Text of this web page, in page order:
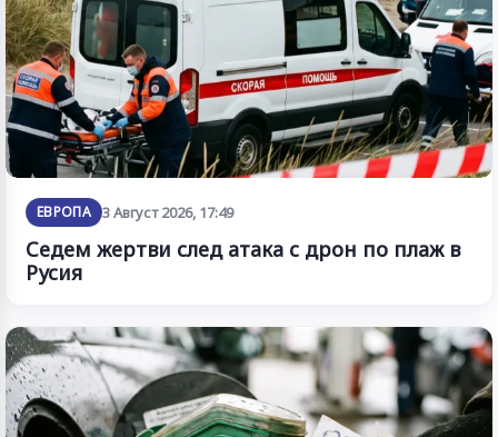
ЕВРОПА 3 Август 2026, 17:49
Седем жертви след атака с дрон по плаж в
Русия